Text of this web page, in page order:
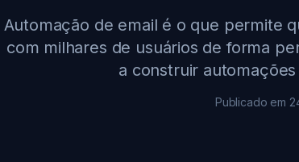
Automação de email é o que permite
com milhares de usuários de forma
a construir
Publicado em